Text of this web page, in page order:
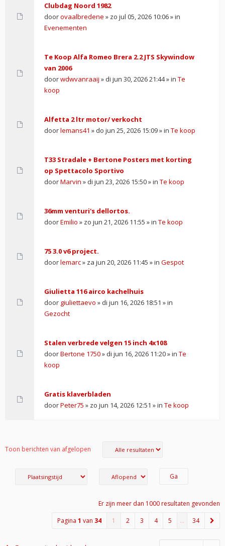
Clubdag Noord 1982
doorovaalbredene » zo jul 05, 2026 10:06 » in
Evenementen
Te Koop Alfa Romeo Brera 2.2 JTS Skywindow
van 2006
doorwdwvanraaij » di jun 30, 2026 21:44 » in Te
koop
Alfetta 2 ltr motor/ verkocht
doorlemans41 » do jun 25, 2026 15:09 » in Te koop
T33 Stradale + Bertone Posters met korting
op Spettacolo Sportivo
doorMarvin » di jun 23, 2026 15:50 » in Te koop
36mm venturi's dellortos.
doorEmilio » zo jun 21, 2026 11:55 » in Te koop
75 3.0 v6 project.
doorlemarc» za jun 20, 2026 11:45 » in Gespot
Giulietta 116 airco kachelhuis
door giuliettaevo » di jun 16, 2026 18:51 » in
Gezocht
Stalen verbrede velgen 15 inch 4x108
doorBertone 1750» di jun 16, 2026 11:20 » in Te
koop
Gratis klaverbladen
doorPeter75 » zo jun 14, 2026 12:51 » in Te koop
Toon berichten van afgelopen
Er zijn meer dan 1000 resultaten gevonden
Pagina 1 van 34 1 2 3 4 5 … 34